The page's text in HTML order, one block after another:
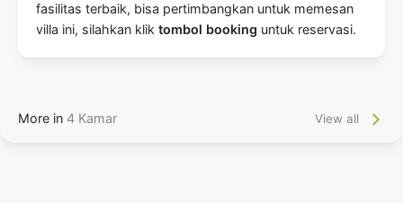
fasilitas terbaik, bisa pertimbangkan untuk memesan
villa ini, silahkan klik tombol booking untuk reservasi.
More in 4 Kamar View all